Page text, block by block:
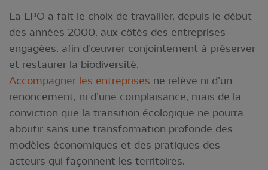
La LPO a fait le choix de travailler, depuis le début
des années 2000, aux côtés des entreprises
engagées, afin d’œuvrer conjointement à préserver
et restaurer la biodiversité.
Accompagner les entreprises ne relève ni d’un
renoncement, ni d’une complaisance, mais de la
conviction que la transition écologique ne pourra
aboutir sans une transformation profonde des
modèles économiques et des pratiques des
acteurs qui façonnent les territoires.